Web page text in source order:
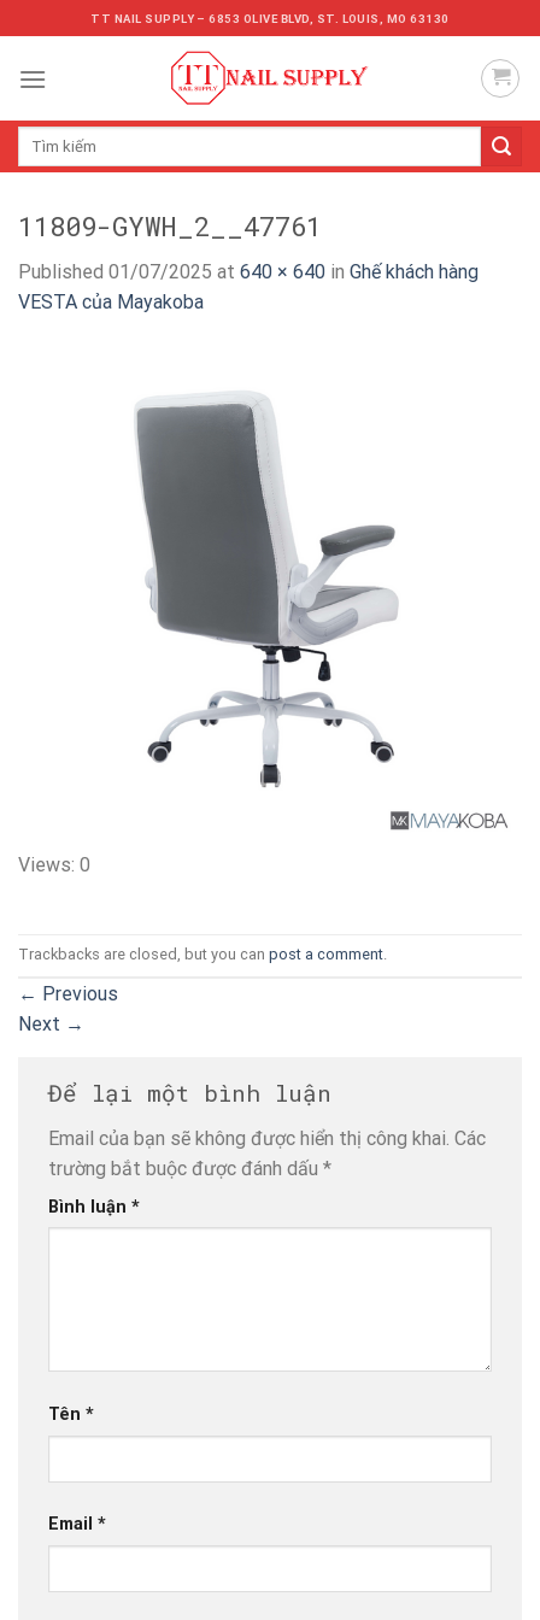
to
content
TT NAIL SUPPLY – 6853 OLIVE BLVD, ST. LOUIS, MO 63130
Tìm
11809-GYWH_2__47761
Published 01/07/2025 at 640 × 640 in Ghế khách hàng
VESTA của Mayakoba
Views: 0
Trackbacks are closed, but you can post a comment.
← Previous
Next →
Để lại một bình luận
Email của bạn sẽ không được hiển thị công khai. Các
trường bắt buộc được đánh dấu *
Bình luận *
Tên *
Email *